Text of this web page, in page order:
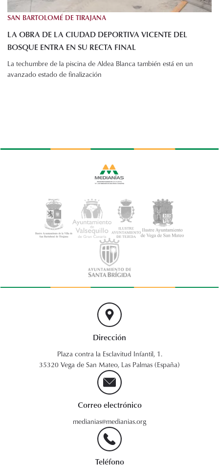
SAN BARTOLOMÉ DE TIRAJANA
LA OBRA DE LA CIUDAD DEPORTIVA VICENTE DEL
BOSQUE ENTRA EN SU RECTA FINAL
La techumbre de la piscina de Aldea Blanca también está en un
avanzado estado de finalización
Dirección
Plaza contra la Esclavitud Infantil, 1.
35320 Vega de San Mateo, Las Palmas (España)
Correo electrónico
medianias@medianias.org
Teléfono